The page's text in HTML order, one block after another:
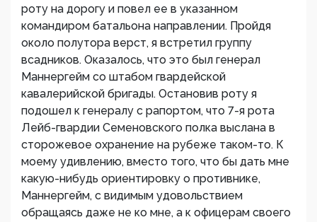
роту на дорогу и повел ее в указанном
командиром батальона направлении. Пройдя
около полутора верст, я встретил группу
всадников. Оказалось, что это был генерал
Маннергейм со штабом гвардейской
кавалерийской бригады. Остановив роту я
подошел к генералу с рапортом, что 7-я рота
Лейб-гвардии Семеновского полка выслана в
сторожевое охранение на рубеже таком-то. К
моему удивлению, вместо того, что бы дать мне
какую-нибудь ориентировку о противнике,
Маннергейм, с видимым удовольствием
обращаясь даже не ко мне, а к офицерам своего